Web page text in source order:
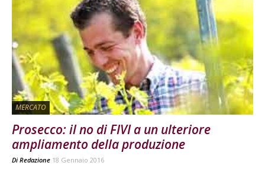
MERCATO
Prosecco: il no di FIVI a un ulteriore
ampliamento della produzione
Di Redazione 18 Gennaio 2016